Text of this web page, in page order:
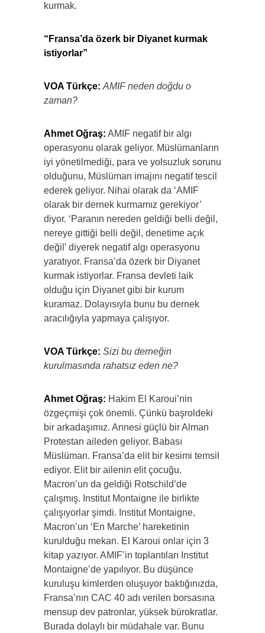
kurmak.
“Fransa’da özerk bir Diyanet kurmak
istiyorlar”
VOA Türkçe: AMIF neden doğdu o
zaman?
Ahmet Oğraş: AMIF negatif bir algı
operasyonu olarak geliyor. Müslümanların
iyi yönetilmediği, para ve yolsuzluk sorunu
olduğunu, Müslüman imajını negatif tescil
ederek geliyor. Nihai olarak da ‘AMIF
olarak bir dernek kurmamız gerekiyor’
diyor. ‘Paranın nereden geldiği belli değil,
nereye gittiği belli değil, denetime açık
değil’ diyerek negatif algı operasyonu
yaratıyor. Fransa’da özerk bir Diyanet
kurmak istiyorlar. Fransa devleti laik
olduğu için Diyanet gibi bir kurum
kuramaz. Dolayısıyla bunu bu dernek
aracılığıyla yapmaya çalışıyor.
VOA Türkçe: Sizi bu derneğin
kurulmasında rahatsız eden ne?
Ahmet Oğraş: Hakim El Karoui’nin
özgeçmişi çok önemli. Çünkü başroldeki
bir arkadaşımız. Annesi güçlü bir Alman
Protestan aileden geliyor. Babası
Müslüman. Fransa’da elit bir kesimi temsil
ediyor. Elit bir ailenin elit çocuğu.
Macron’un da geldiği Rotschild’de
çalışmış. Institut Montaigne ile birlikte
çalışıyorlar şimdi. Institut Montaigne,
Macron’un ‘En Marche’ hareketinin
kurulduğu mekan. El Karoui onlar için 3
kitap yazıyor. AMIF’in toplantıları Institut
Montaigne’de yapılıyor. Bu düşünce
kuruluşu kimlerden oluşuyor baktığınızda,
Fransa’nın CAC 40 adı verilen borsasına
mensup dev patronlar, yüksek bürokratlar.
Burada dolaylı bir müdahale var. Bunu